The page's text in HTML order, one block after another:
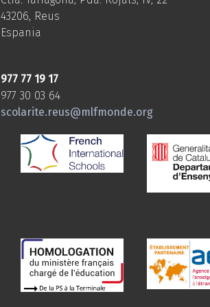
43206, Reus
Espania
977 77 19 17
977 30 03 64
scolarite.reus@mlfmonde.org